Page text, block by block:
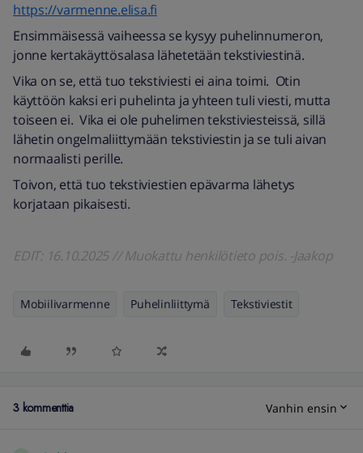
https://varmenne.elisa.fi
Ensimmäisessä vaiheessa se kysyy puhelinnumeron,
jonne kertakäyttösalasa lähetetään tekstiviestinä.
Vika on se, että tuo tekstiviesti ei aina toimi. Otin
käyttöön kaksi eri puhelinta ja yhteen tuli viesti, mutta
toiseen ei. Vika ei ole puhelimen tekstiviesteissä, sillä
lähetin ongelmaliittymään tekstiviestin ja se tuli aivan
normaalisti perille.
Toivon, että tuo tekstiviestien epävarma lähetys
korjataan pikaisesti.
EDIT: 16.10.2025 // Muokattu henkilötieto pois. -Jaakop
Mobiilivarmenne Puhelinliittymä Tekstiviestit
3 kommenttia Vanhin ensin